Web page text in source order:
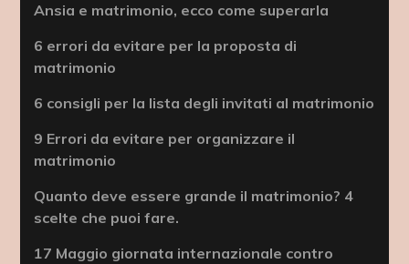
Ansia e matrimonio, ecco come superarla
6 errori da evitare per la proposta di
matrimonio
6 consigli per la lista degli invitati al matrimonio
9 Errori da evitare per organizzare il
matrimonio
Quanto deve essere grande il matrimonio? 4
scelte che puoi fare.
17 Maggio giornata internazionale contro